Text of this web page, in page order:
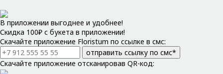
В приложении выгоднее и удобнее!
Скидка 100₽ с букета в приложении!
Скачайте приложение Floristum по ссылке в смс:
отправить ссылку по смс*
Скачайте приложение отсканировав QR-код: